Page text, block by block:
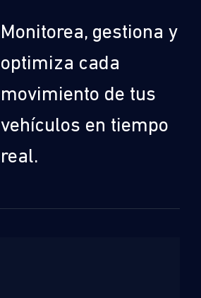
Monitorea, gestiona y
optimiza cada
movimiento de tus
vehículos en tiempo
real.